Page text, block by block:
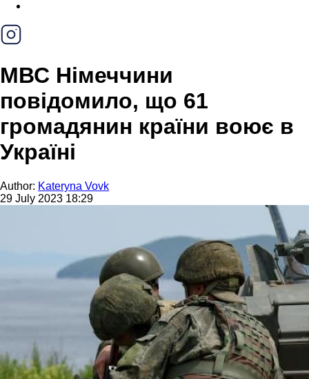
МВС Німеччини
повідомило, що 61
громадянин країни воює в
Україні
Author: Kateryna Vovk
29 July 2023 18:29